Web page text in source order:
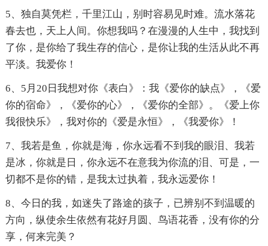
5、独自莫凭栏，千里江山，别时容易见时难。流水落花
春去也，天上人间。你想我吗？在漫漫的人生中，我找到
了你，是你给了我生存的信心，是你让我的生活从此不再
平淡。我爱你！
6、5月20日我想对你《表白》：我《爱你的缺点》，《爱
你的宿命》，《爱你的心》，《爱你的全部》。《爱上你
我很快乐》，我对你的《爱是永恒》，《我爱你》！
7、我若是鱼，你就是海，你永远看不到我的眼泪、我若
是冰，你就是日，你永远不在意我为你流的泪、可是，一
切都不是你的错，是我太过执着，我永远爱你！
8、今日的我，如迷失了路途的孩子，已辨别不到温暖的
方向，纵使余生依然有花好月圆、鸟语花香，没有你的分
享，何来完美？